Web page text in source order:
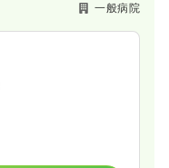
域包括ケア病棟へ再編
に応えていける病院と
一般病院